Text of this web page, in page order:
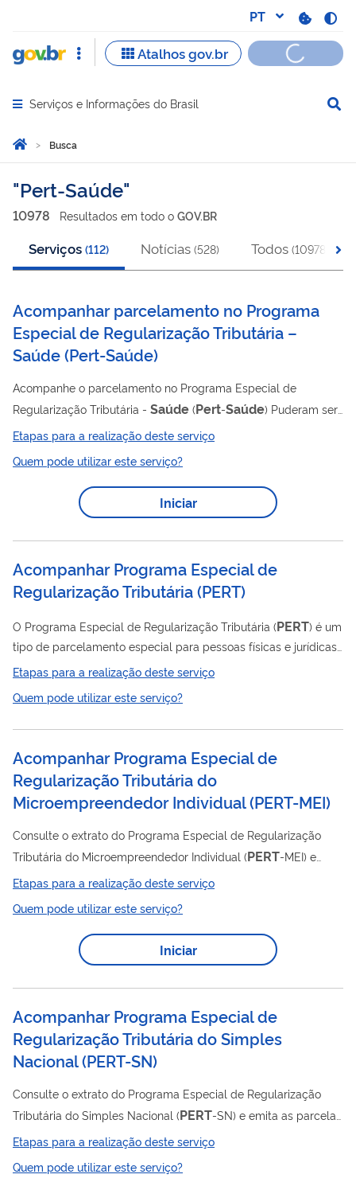
Abrir menu principal de navegação
Serviços e Informações do Brasil
Você está aqui:
Página Inicial
Busca
Busca
Pert-Saúde
10978 Resultados em todo o GOV.BR
Serviços (112) Notícias (528) Todos (10978
Acompanhar parcelamento no Programa
Especial de Regularização Tributária –
Saúde(Pert-Saúde)
Acompanhe o parcelamento no Programa Especial de
Regularização Tributária - Saúde (Pert-Saúde) Puderam ser
incluídos no Pert-Saúdedébitos tributários vencidos até 30
anteriores rescindidos ou ativos, em discussão administrativa
ou judicial ou provenientes de lançamento de ofício, devidos
pelas santas casas, pelos hospitais e pelas entidades
Etapas para a realização deste serviço
Quem pode utilizar este serviço?
Iniciar
Acompanhar Programa Especial de
Regularização Tributária(PERT)
O Programa Especial de Regularização Tributária (PERT) é um
tipo de parcelamento especial para pessoas físicas e jurídicas
com dívidas com a Receita Federal (RFB) e Procuradoria Geral
vencidos até 30 de abril de 2017, inclusive aqueles objeto de
parcelamentos anteriores, em discussão administrativa ou
após a publicação da MP nº 783/2017 e da Lei nº 13.496/2017.
Através deste...
Etapas para a realização deste serviço
Quem pode utilizar este serviço?
Acompanhar Programa Especial de
Regularização Tributária do
Microempreendedor Individual(PERT-MEI)
Consulte o extrato do Programa Especial de Regularização
Tributária do Microempreendedor Individual (PERT-MEI) e
emita as parcelas devidas. OPERT-MEI foi criado para
físicas, jurídicas e microempreendedor Individual. Seu objetivo
é permitir a regularização fiscal com condições diferenciadas
de pagamento, como reduções de juros e multas e prazos
empresas de menor...
Etapas para a realização deste serviço
Quem pode utilizar este serviço?
Iniciar
Acompanhar Programa Especial de
Regularização Tributária do Simples
Nacional(PERT-SN)
Consulte o extrato do Programa Especial de Regularização
Tributária do Simples Nacional (PERT-SN) e emita as parcelas
devidas. OPERT-SN foi criado para facilitar a quitação de
empresas optantes pelo Simples Nacional. Seu objetivo é
Etapas para a realização deste serviço
Quem pode utilizar este serviço?